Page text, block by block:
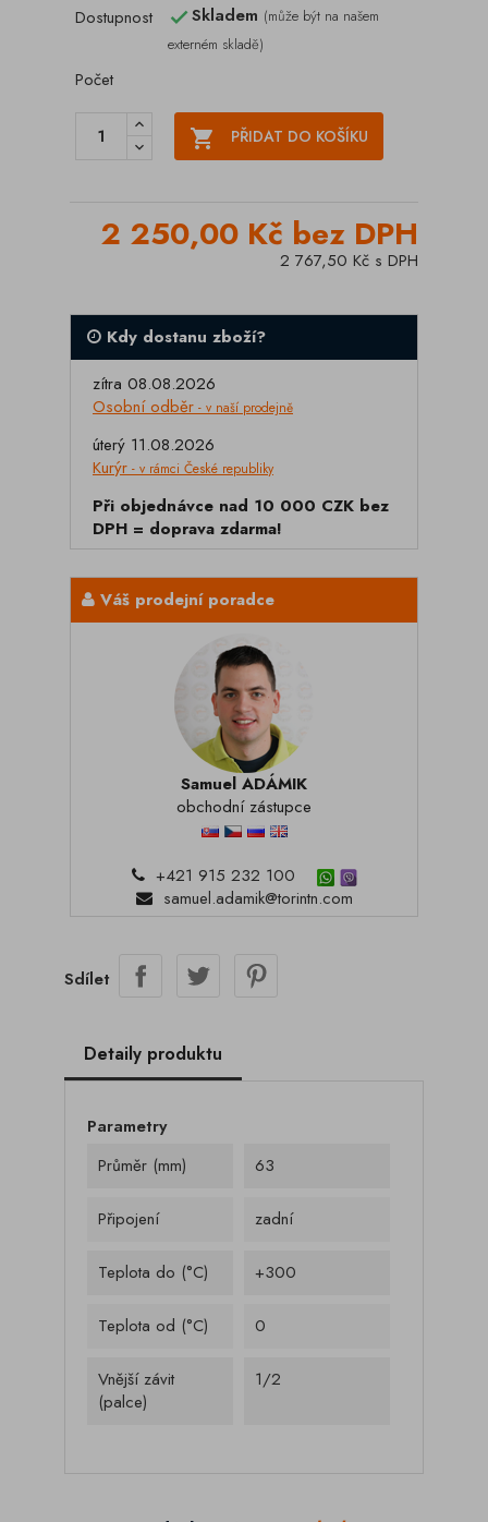
Dostupnost
Skladem (může být na našem
externém skladě)
Počet
 PŘIDAT DO KOŠÍKU
2 250,00 Kč bez DPH
2 767,50 Kč s DPH
Kdy dostanu zboží?
zítra 08.08.2026
Osobní odběr - v naší prodejně
úterý 11.08.2026
Kurýr - v rámci České republiky
Při objednávce nad 10 000 CZK bez
DPH = doprava zdarma!
Váš prodejní poradce
Samuel ADÁMIK
obchodní zástupce
+421 915 232 100
samuel.adamik@torintn.com
Sdílet
Detaily produktu
Parametry
Průměr (mm)
63
Připojení zadní
Teplota do (°C) +300
Teplota od (°C) 0
Vnější závit
(palce)
1/2